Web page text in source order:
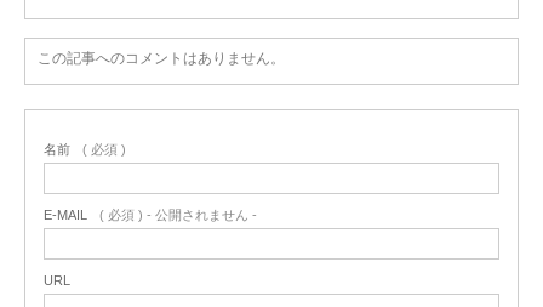
この記事へのコメントはありません。
名前 ( 必須 )
E-MAIL ( 必須 ) - 公開されません -
URL